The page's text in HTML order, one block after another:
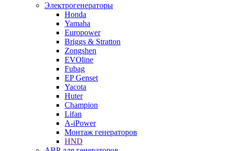
Электрогенераторы
Honda
Yamaha
Europower
Briggs & Stratton
Zongshen
EVOline
Fubag
EP Genset
Yacota
Huter
Champion
Lifan
A-iPower
Монтаж генераторов
HND